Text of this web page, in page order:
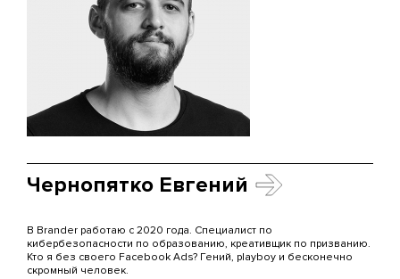
Чернопятко Евгений
В Brander работаю с 2020 года. Специалист по
кибербезопасности по образованию, креативщик по призванию.
Кто я без своего Facebook Ads? Гений, playboy и бесконечно
скромный человек.